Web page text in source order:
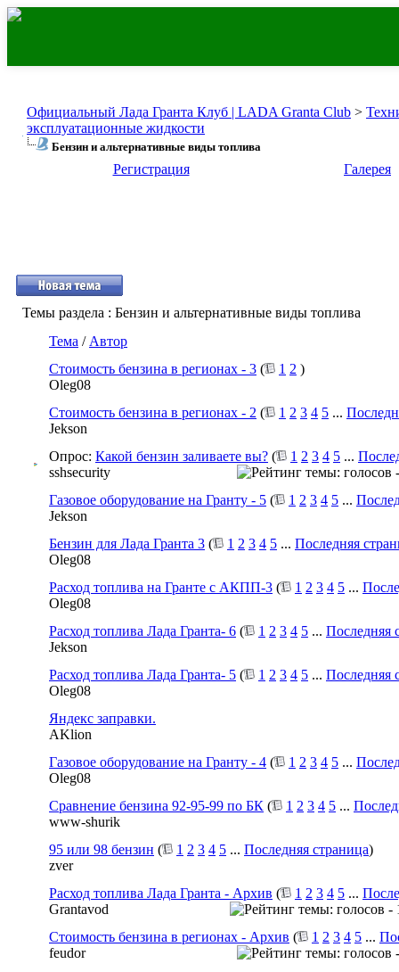
Официальный Лада Гранта Клуб | LADA Granta Club >
эксплуатационные жидкости
Бензин и альтернативные виды топлива
Регистрация Галерея
Темы раздела : Бензин и альтернативные виды топлива
Тема / Автор
Стоимость бензина в регионах - 3 ( 1 2 )
Oleg08
Стоимость бензина в регионах - 2 ( 1 2 3 4 5 ...
Jekson
Опрос: Какой бензин заливаете вы? ( 1 2 3 4 5 ...
sshsecurity
Газовое оборудование на Гранту - 5 ( 1 2 3 4 5 ...
Jekson
Бензин для Лада Гранта 3 ( 1 2 3 4 5 ... Последняя
Oleg08
Расход топлива на Гранте с АКПП-3 ( 1 2 3 4 5 ...
Oleg08
Расход топлива Лада Гранта- 6 ( 1 2 3 4 5 ... Последняя
Jekson
Расход топлива Лада Гранта- 5 ( 1 2 3 4 5 ... Последняя
Oleg08
Яндекс заправки.
AKlion
Газовое оборудование на Гранту - 4 ( 1 2 3 4 5 ...
Oleg08
Сравнение бензина 92-95-99 по БК ( 1 2 3 4 5 ...
www-shurik
95 или 98 бензин ( 1 2 3 4 5 ... Последняя страница)
zver
Расход топлива Лада Гранта - Архив ( 1 2 3 4 5 ...
Grantavod
Стоимость бензина в регионах - Архив ( 1 2 3 4 5 ...
feudor